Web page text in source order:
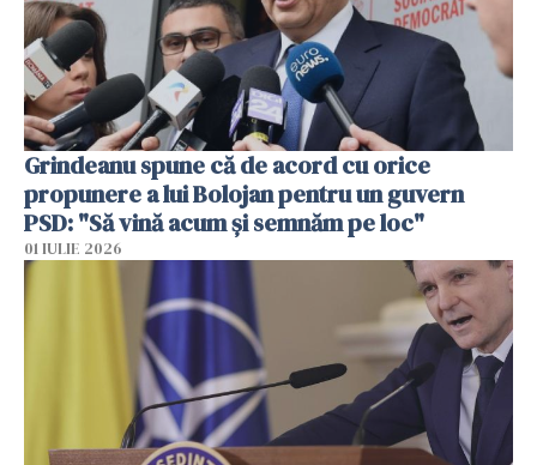
Grindeanu spune că de acord cu orice
propunere a lui Bolojan pentru un guvern
PSD: "Să vină acum și semnăm pe loc"
01 IULIE 2026